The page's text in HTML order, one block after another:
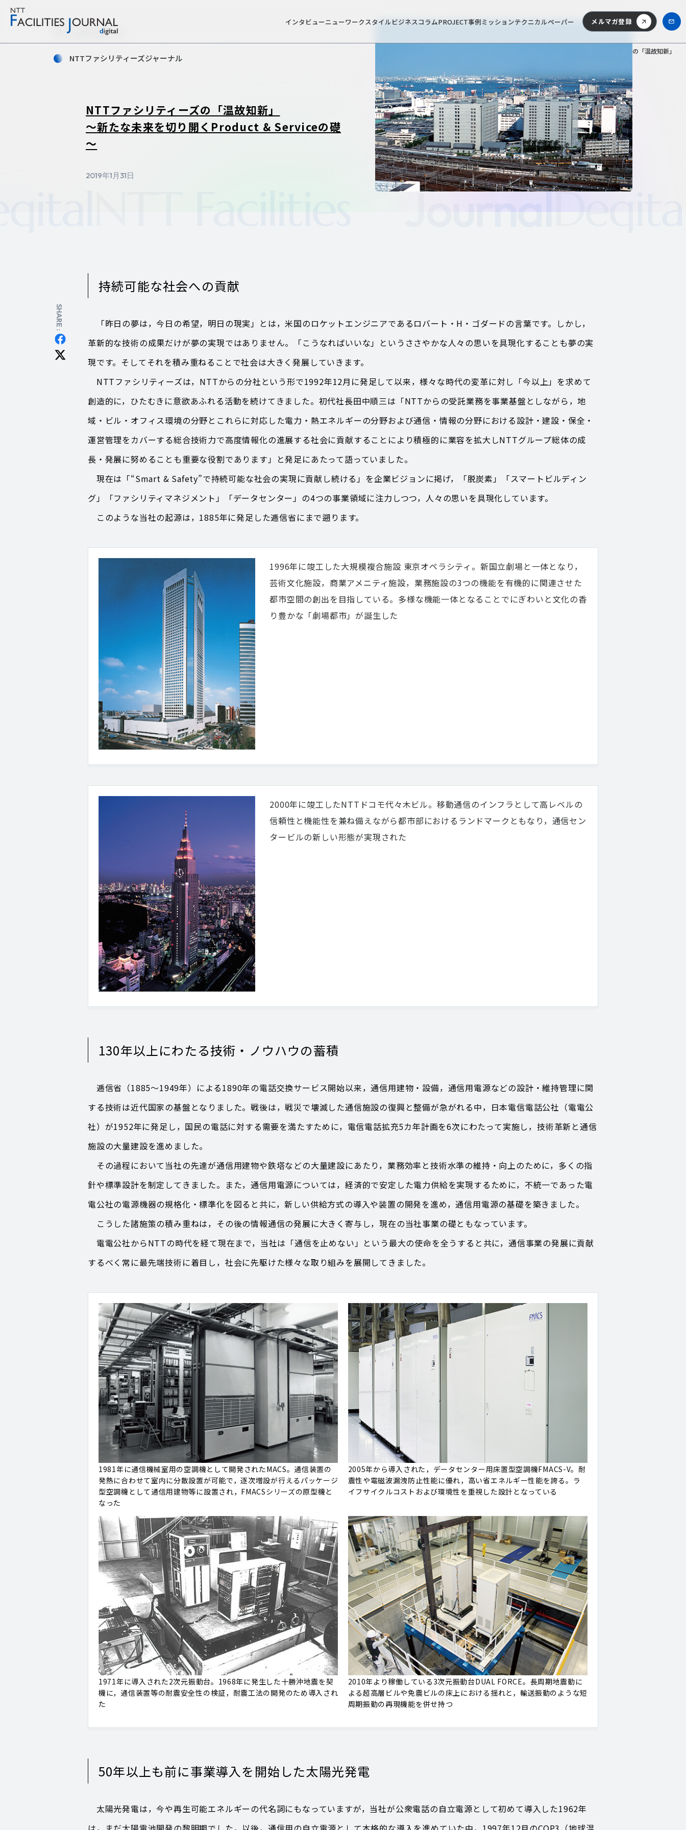
インタビューニューワークスタイルビジネスコラムPROJECT事例ミッションテクニカルペーパー メルマガ登録
NTTファシリティーズの「温故知新」
Feature
NTTファシリティーズジャーナル
NTTファシリティーズの「温故知新」
～新たな未来を切り開くProduct & Serviceの礎
～
2019年1月31日
Facilities JournalDegital
SHARE :
持続可能な社会への貢献
「昨日の夢は，今日の希望，明日の現実」とは，米国のロケットエンジニアであるロバート・H・ゴダードの言葉です。しかし，
革新的な技術の成果だけが夢の実現ではありません。「こうなればいいな」というささやかな人々の思いを具現化することも夢の実
現です。そしてそれを積み重ねることで社会は大きく発展していきます。
NTTファシリティーズは，NTTからの分社という形で1992年12月に発足して以来，様々な時代の変革に対し「今以上」を求めて
創造的に，ひたむきに意欲あふれる活動を続けてきました。初代社長田中順三は「NTTからの受託業務を事業基盤としながら，地
域・ビル・オフィス環境の分野とこれらに対応した電力・熱エネルギーの分野および通信・情報の分野における設計・建設・保全・
運営管理をカバーする総合技術力で高度情報化の進展する社会に貢献することにより積極的に業容を拡大しNTTグループ総体の成
長・発展に努めることも重要な役割であります」と発足にあたって語っていました。
現在は「“Smart & Safety”で持続可能な社会の実現に貢献し続ける」を企業ビジョンに掲げ，「脱炭素」「スマートビルディン
グ」「ファシリティマネジメント」「データセンター」の4つの事業領域に注力しつつ，人々の思いを具現化しています。
このような当社の起源は，1885年に発足した逓信省にまで遡ります。
1996年に竣工した大規模複合施設 東京オペラシティ。新国立劇場と一体となり，
芸術文化施設，商業アメニティ施設，業務施設の3つの機能を有機的に関連させた
都市空間の創出を目指している。多様な機能一体となることでにぎわいと文化の香
り豊かな「劇場都市」が誕生した
2000年に竣工したNTTドコモ代々木ビル。移動通信のインフラとして高レベルの
信頼性と機能性を兼ね備えながら都市部におけるランドマークともなり，通信セン
タービルの新しい形態が実現された
130年以上にわたる技術・ノウハウの蓄積
逓信省（1885～1949年）による1890年の電話交換サービス開始以来，通信用建物・設備，通信用電源などの設計・維持管理に関
する技術は近代国家の基盤となりました。戦後は，戦災で壊滅した通信施設の復興と整備が急がれる中，日本電信電話公社（電電公
社）が1952年に発足し，国民の電話に対する需要を満たすために，電信電話拡充5カ年計画を6次にわたって実施し，技術革新と通信
施設の大量建設を進めました。
その過程において当社の先達が通信用建物や鉄塔などの大量建設にあたり，業務効率と技術水準の維持・向上のために，多くの指
針や標準設計を制定してきました。また，通信用電源については，経済的で安定した電力供給を実現するために，不統一であった電
電公社の電源機器の規格化・標準化を図ると共に，新しい供給方式の導入や装置の開発を進め，通信用電源の基礎を築きました。
こうした諸施策の積み重ねは，その後の情報通信の発展に大きく寄与し，現在の当社事業の礎ともなっています。
電電公社からNTTの時代を経て現在まで，当社は「通信を止めない」という最大の使命を全うすると共に，通信事業の発展に貢献
するべく常に最先端技術に着目し，社会に先駆けた様々な取り組みを展開してきました。
1981年に通信機械室用の空調機として開発されたMACS。通信装置の
発熱に合わせて室内に分散設置が可能で，逐次増設が行えるパッケージ
型空調機として通信用建物等に設置され，FMACSシリーズの原型機と
なった
2005年から導入された，データセンター用床置型空調機FMACS-V。耐
震性や電磁波漏洩防止性能に優れ，高い省エネルギー性能を誇る。ラ
イフサイクルコストおよび環境性を重視した設計となっている
1971年に導入された2次元振動台。1968年に発生した十勝沖地震を契
機に，通信装置等の耐震安全性の検証，耐震工法の開発のため導入され
た
2010年より稼働している3次元振動台DUAL FORCE。長周期地震動に
よる超高層ビルや免震ビルの床上における揺れと，輸送振動のような短
周期振動の再現機能を併せ持つ
50年以上も前に事業導入を開始した太陽光発電
太陽光発電は，今や再生可能エネルギーの代名詞にもなっていますが，当社が公衆電話の自立電源として初めて導入した1962年